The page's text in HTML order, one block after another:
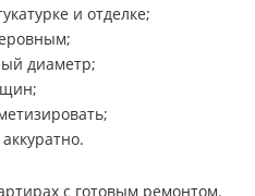
и отделке;
диаметр;
с готовым ремонтом.